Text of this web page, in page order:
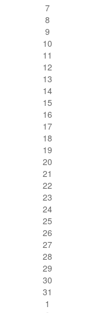
7
8
9
10
11
12
13
14
15
16
17
18
19
20
21
22
23
24
25
26
27
28
29
30
31
1